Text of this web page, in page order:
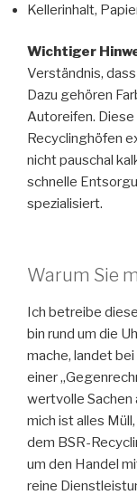
Kellerinhalt,
Wichtiger
Verständnis, dass
Dazu gehören
Autoreifen.
Recyclinghöfen
nicht pauschal
schnelle
spezialisiert.
Warum Sie
Ich betreibe
bin rund um die
mache, landet
einer
wertvolle Sachen
mich ist alles
dem BSR-
um den Handel
reine